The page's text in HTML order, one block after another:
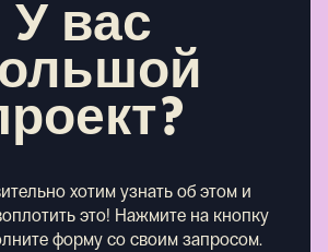
У вас
хотим узнать об этом и
это! Нажмите на кнопку
форму со своим запросом.